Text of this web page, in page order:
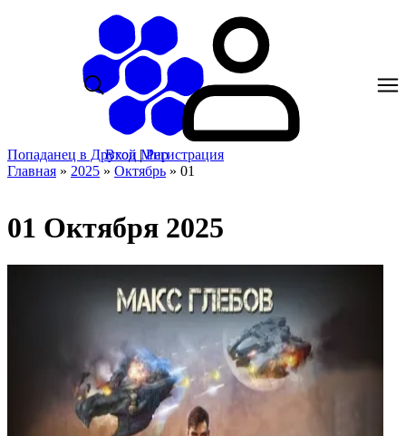
Попаданец в Другой Мир
Вход |Регистрация
Главная » 2025 » Октябрь » 01
01 Октября 2025